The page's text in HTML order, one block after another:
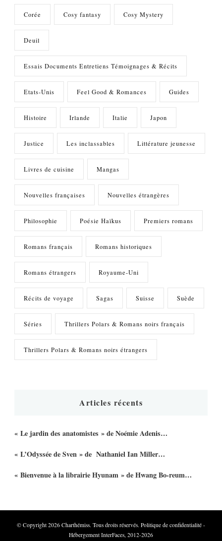
Corée Cosy fantasy Cosy Mystery
Deuil
Essais Documents Entretiens Témoignages & Récits
Etats-Unis Feel Good & Romances Guides
Histoire Irlande Italie Japon
Justice Les inclassables Littérature jeunesse
Livres de cuisine Mangas
Nouvelles françaises Nouvelles étrangères
Philosophie Poésie Haïkus Premiers romans
Romans français Romans historiques
Romans étrangers Royaume-Uni
Récits de voyage Sagas Suisse Suède
Séries Thrillers Polars & Romans noirs français
Thrillers Polars & Romans noirs étrangers
Articles récents
« Le jardin des anatomistes » de Noémie Adenis…
« L’Odyssée de Sven » de Nathaniel Ian Miller…
« Bienvenue à la librairie Hyunam » de Hwang Bo-reum…
© Copyright 2026 Charthémiss. Tous droits réservés. Politique de confidentialité -
Hébergement InterFaces, 2012-2026